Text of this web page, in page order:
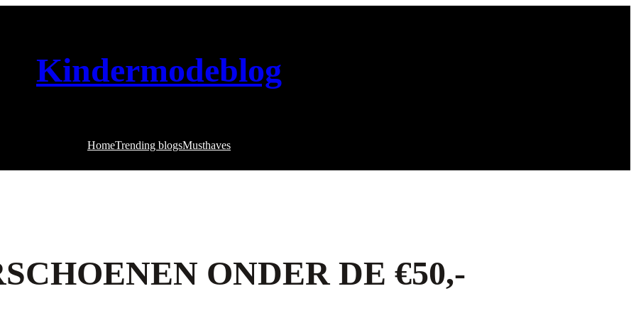
Kindermodeblog
HomeTrending blogsMusthaves
ONDER DE €50,-